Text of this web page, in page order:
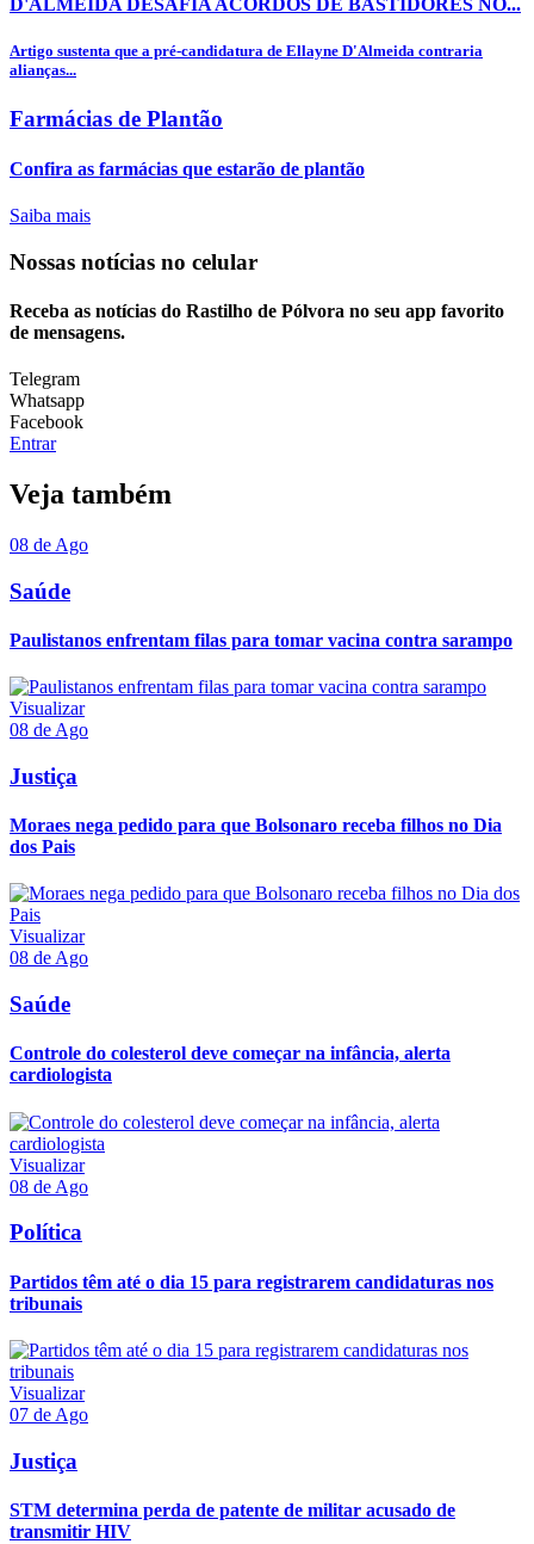
D'ALMEIDA DESAFIA ACORDOS DE BASTIDORES NO...
Artigo sustenta que a pré-candidatura de Ellayne D'Almeida contraria
alianças...
Farmácias de Plantão
Confira as farmácias que estarão de plantão
Saiba mais
Nossas notícias no celular
Receba as notícias do Rastilho de Pólvora no seu app favorito
de mensagens.
Telegram
Whatsapp
Facebook
Entrar
Veja também
08 de Ago
Saúde
Paulistanos enfrentam filas para tomar vacina contra sarampo
Visualizar
08 de Ago
Justiça
Moraes nega pedido para que Bolsonaro receba filhos no Dia
dos Pais
Visualizar
08 de Ago
Saúde
Controle do colesterol deve começar na infância, alerta
cardiologista
Visualizar
08 de Ago
Política
Partidos têm até o dia 15 para registrarem candidaturas nos
tribunais
Visualizar
07 de Ago
Justiça
STM determina perda de patente de militar acusado de
transmitir HIV